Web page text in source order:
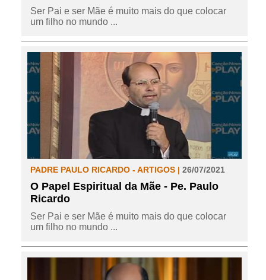
Ser Pai e ser Mãe é muito mais do que colocar
um filho no mundo ...
PADRE PAULO RICARDO - ARTIGOS | 26/07/2021
O Papel Espiritual da Mãe - Pe. Paulo
Ricardo
Ser Pai e ser Mãe é muito mais do que colocar
um filho no mundo ...